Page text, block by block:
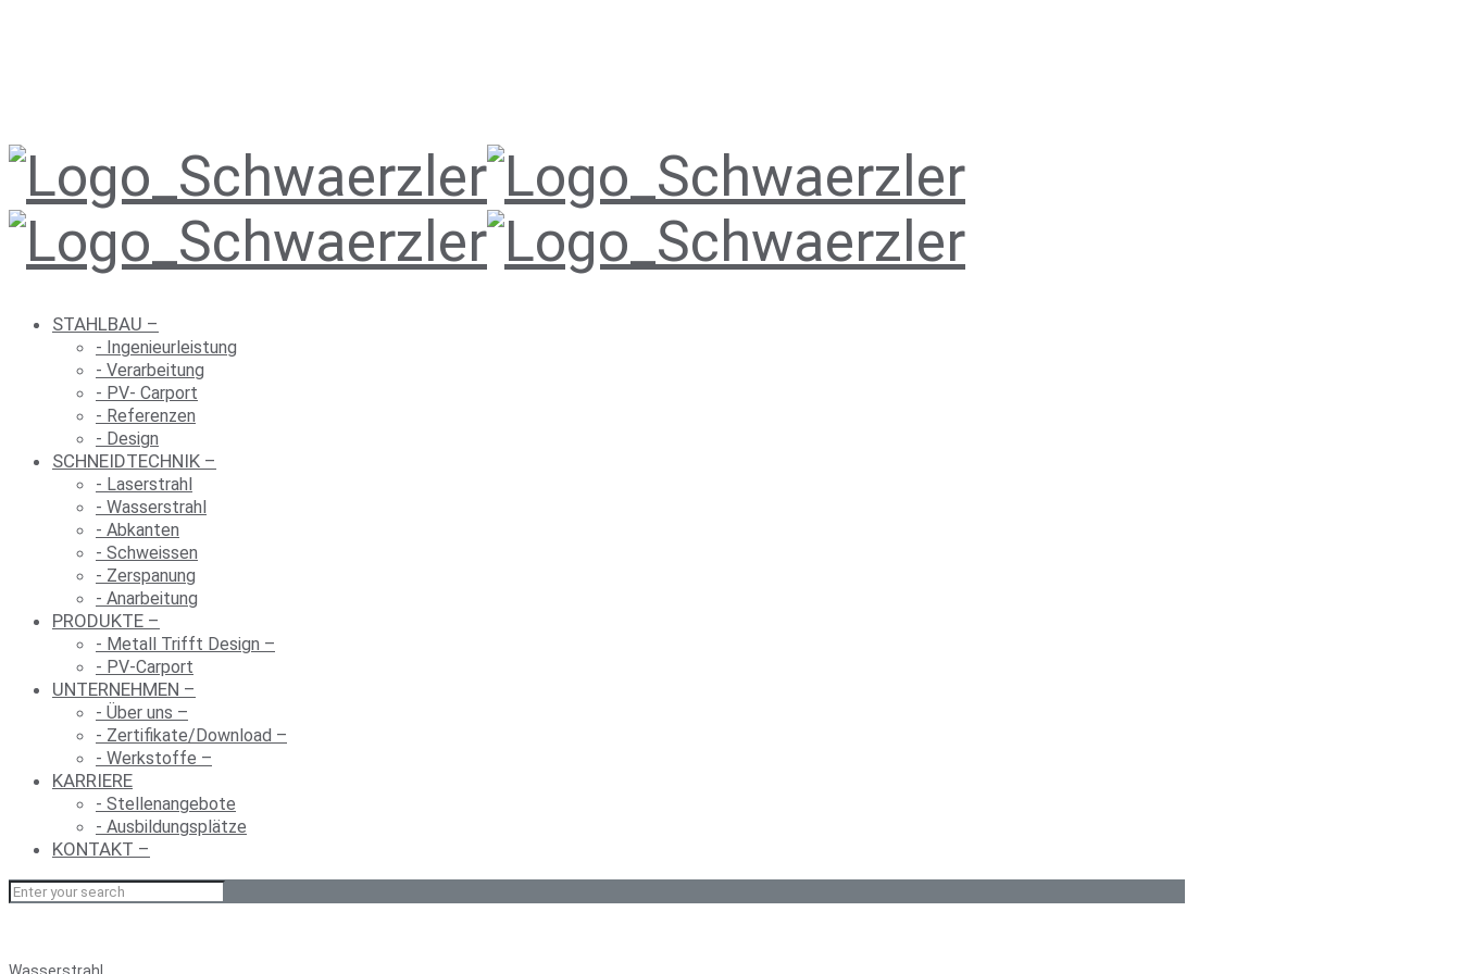
STAHL­BAU –
- Inge­nieur­leis­tung
- Ver­ar­bei­tung
- PV- Carport
- Refe­ren­zen
- Design
SCHNEID­TECH­NIK –
- Laser­strahl
- Was­ser­strahl
- Abkan­ten
- Schweis­sen
- Zer­spa­nung
- Anar­bei­tung
PRO­DUK­TE –
- Metall Trifft Design –
- PV-Car­port
UNTER­NEH­MEN –
- Über uns –
- Zertifikate/Download –
- Werk­stof­fe –
KAR­RIE­RE
- Stel­len­an­ge­bo­te
- Aus­bil­dungs­plät­ze
KON­TAKT –